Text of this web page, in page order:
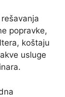
popravke,
koštaju
usluge